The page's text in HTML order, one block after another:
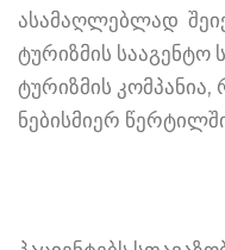
ასამაღლებლად
ტურიზმის სააგენტო
ტურიზმის
ნებისმიერ